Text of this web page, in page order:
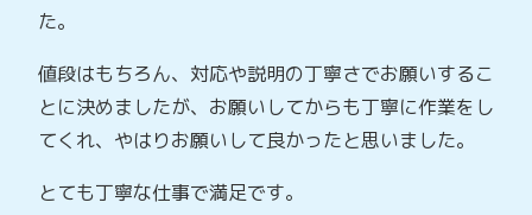
た。
値段はもちろん、対応や説明の丁寧さでお願いするこ
とに決めましたが、お願いしてからも丁寧に作業をし
てくれ、やはりお願いして良かったと思いました。
とても丁寧な仕事で満足です。